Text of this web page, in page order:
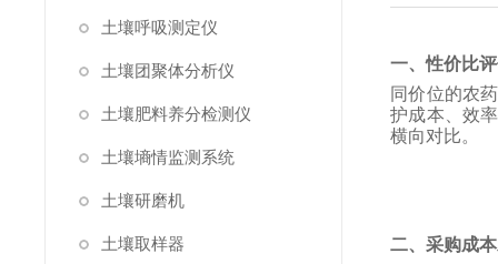
土壤呼吸测定仪
土壤团聚体分析仪
土壤肥料养分检测仪
土壤墒情监测系统
土壤研磨机
土壤取样器
一、性价比
同价位的农
护成本、效
横向对比。
二、采购成